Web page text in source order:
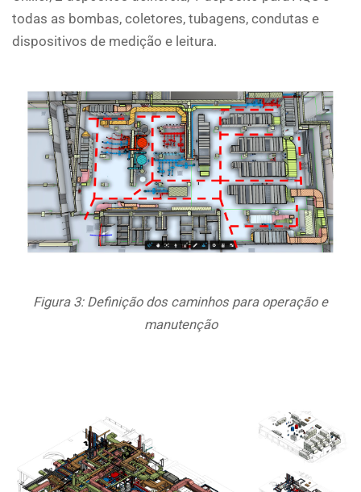
todas as bombas, coletores, tubagens, condutas e
dispositivos de medição e leitura.
Figura 3: Definição dos caminhos para operação e
manutenção